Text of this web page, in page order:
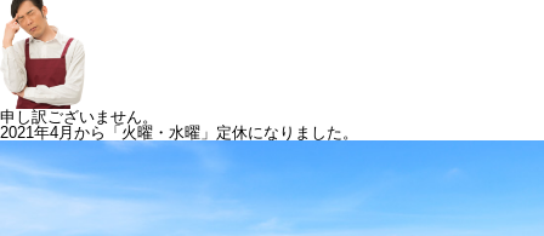
申し訳ございません。
2021年4月から「火曜・水曜」定休になりました。